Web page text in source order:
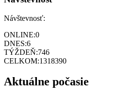
Návštevnosť:
ONLINE:0
DNES:6
TÝŽDEŇ:746
CELKOM:1318390
Aktuálne počasie